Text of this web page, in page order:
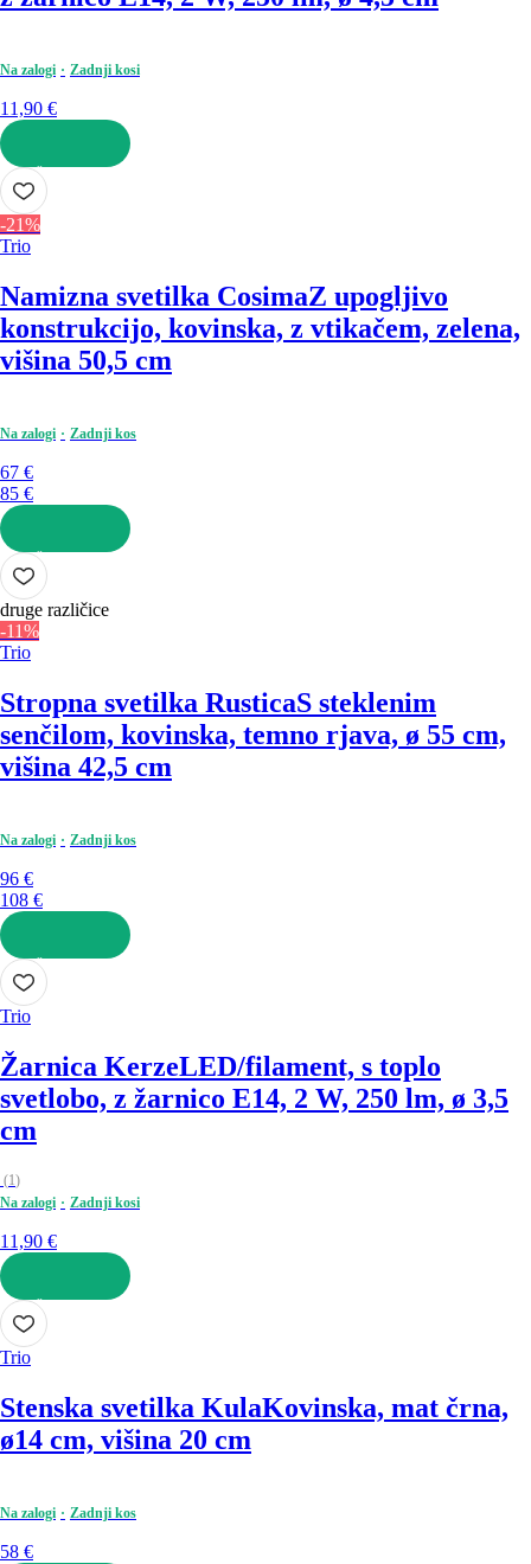
Na zalogi Zadnji kosi
11,90 €
V KOŠARICO
-21%
Trio
Namizna svetilka CosimaZ upogljivo
konstrukcijo, kovinska, z vtikačem, zelena,
višina 50,5 cm
Na zalogi Zadnji kos
67 €
85 €
V KOŠARICO
druge različice
-11%
Trio
Stropna svetilka RusticaS steklenim
senčilom, kovinska, temno rjava, ø 55 cm,
višina 42,5 cm
Na zalogi Zadnji kos
96 €
108 €
V KOŠARICO
Trio
Žarnica KerzeLED/filament, s toplo
svetlobo, z žarnico E14, 2 W, 250 lm, ø 3,5
cm
(1)
Na zalogi
Zadnji kosi
11,90 €
V KOŠARICO
Trio
Stenska svetilka KulaKovinska, mat črna,
ø14 cm, višina 20 cm
Na zalogi Zadnji kos
58 €